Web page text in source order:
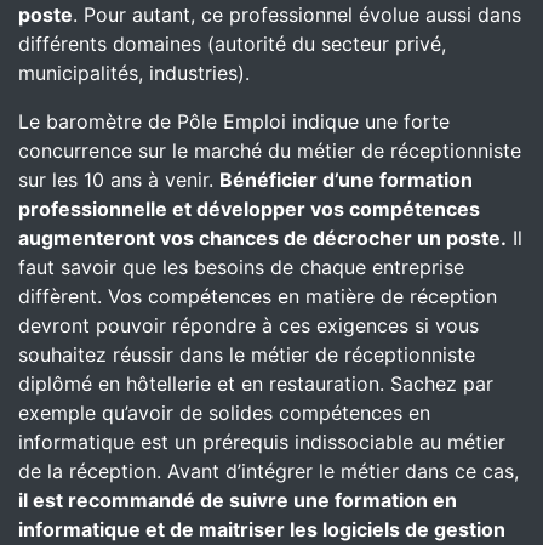
poste. Pour autant, ce professionnel évolue aussi dans
différents domaines (autorité du secteur privé,
municipalités, industries).
Le baromètre de Pôle Emploi indique une forte
concurrence sur le marché du métier de réceptionniste
sur les 10 ans à venir. Bénéficier d’une formation
professionnelle et développer vos compétences
augmenteront vos chances de décrocher un poste. Il
faut savoir que les besoins de chaque entreprise
diffèrent. Vos compétences en matière de réception
devront pouvoir répondre à ces exigences si vous
souhaitez réussir dans le métier de réceptionniste
diplômé en hôtellerie et en restauration. Sachez par
exemple qu’avoir de solides compétences en
informatique est un prérequis indissociable au métier
de la réception. Avant d’intégrer le métier dans ce cas,
il est recommandé de suivre une formation en
informatique et de maitriser les logiciels de gestion